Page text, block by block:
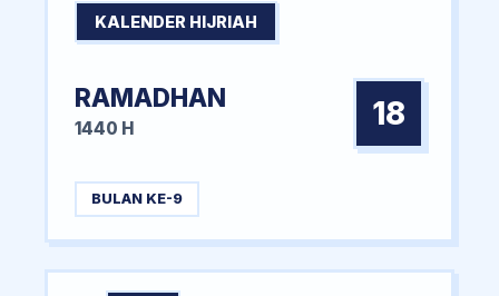
KALENDER HIJRIAH
RAMADHAN
1440 H 18
BULAN KE-9